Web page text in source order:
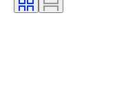
Firma wyceniająca